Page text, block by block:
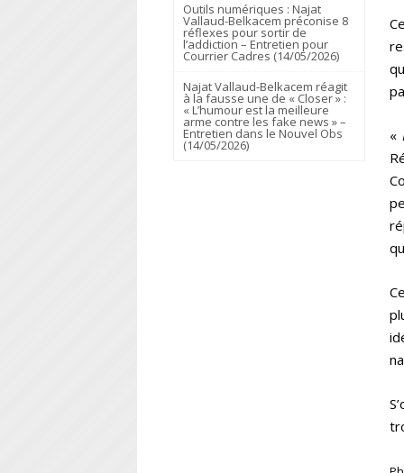
«
Outils numériques : Najat
Vallaud-Belkacem préconise 8
réflexes pour sortir de
l’addiction – Entretien pour
Courrier Cadres (14/05/2026)
Najat Vallaud-Belkacem réagit
à la fausse une de « Closer » :
« L’humour est la meilleure
arme contre les fake news » –
Entretien dans le Nouvel Obs
(14/05/2026)